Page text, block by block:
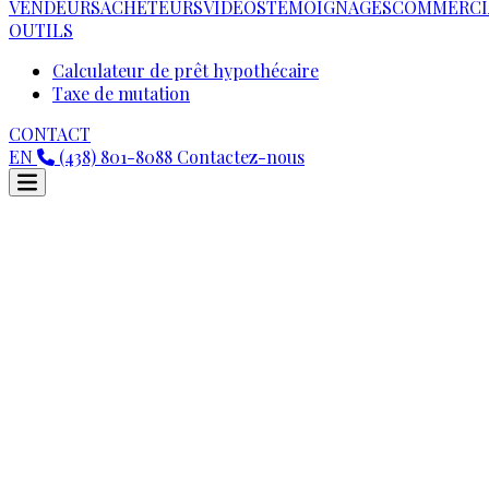
VENDEURSACHETEURSVIDEOSTÉMOIGNAGES
OUTILS
Calculateur de prêt hypothécaire
Taxe de mutation
CONTACT
EN
(438) 801-8088 Contactez-nous